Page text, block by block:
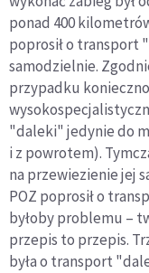
ponad 400
poprosił o transport
samodzielnie.
przypadku
"daleki" jedynie do
i z powrotem).
na przewiezienie jej
POZ poprosił o
byłoby problemu –
przepis to przepis.
była o transport